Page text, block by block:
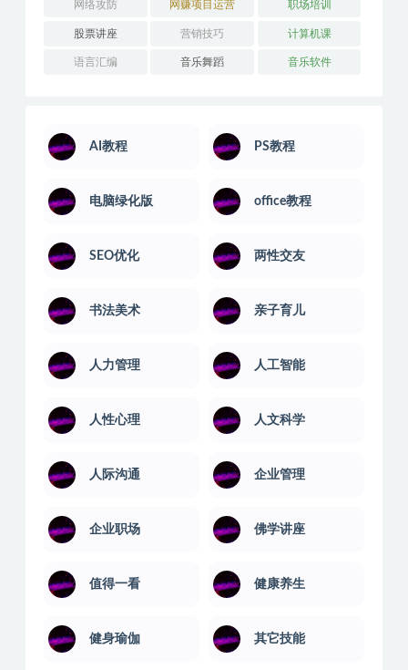
网络攻防 网赚项目运营 职场培训
股票讲座 营销技巧 计算机课
语言汇编 音乐舞蹈 音乐软件
AI教程 PS教程
电脑绿化版 office教程
SEO优化 两性交友
书法美术 亲子育儿
人力管理 人工智能
人性心理 人文科学
人际沟通 企业管理
企业职场 佛学讲座
值得一看 健康养生
健身瑜伽 其它技能